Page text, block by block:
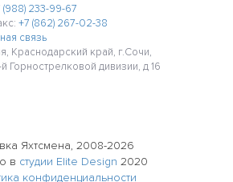
(988) 233-99-67
+7 (862) 267-02-38
связь
Краснодарский край, г.Сочи,
Горнострелковой дивизии, д 16
Яхтсмена, 2008-2026
в студии Elite Design 2020
конфиденциальности